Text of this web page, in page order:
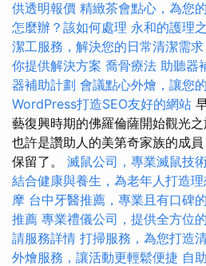
供透明報價 精緻茶會點心，為您
怎麼辦？該如何處理 永和的護理
潔工服務，解決您的日常清潔需求
你提供解決方案 喬骨療法 助聽器
器補助計劃 會議點心外燴，讓您
WordPress打造SEO友好的網站
藝復興時期的佛羅倫薩開始觀光
也許是讚助人的美第奇家族的成
保留了。 滅鼠公司，專業滅鼠技
結合健康與養生，為老年人打造
摩 台中牙醫推薦，專業且有口碑
推薦 專業禮儀公司，提供全方位
請服務詳情 打掃服務，為您打造
外燴服務，讓活動更輕鬆便捷 自